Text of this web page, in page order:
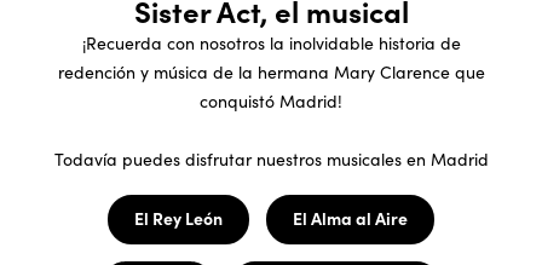
Sister Act, el musical
¡Recuerda con nosotros la inolvidable historia de
redención y música de la hermana Mary Clarence que
conquistó Madrid!
Todavía puedes disfrutar nuestros musicales en Madrid
El Rey León El Alma al Aire